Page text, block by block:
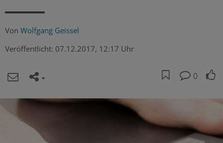
Von Wolfgang Geissel
Veröffentlicht: 07.12.2017, 12:17 Uhr
0